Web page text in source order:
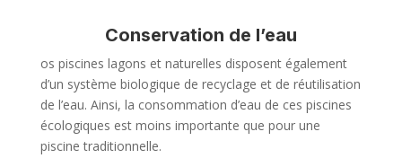
Conservation de l’eau
os piscines lagons et naturelles disposent également
d’un système biologique de recyclage et de réutilisation
de l’eau. Ainsi, la consommation d’eau de ces piscines
écologiques est moins importante que pour une
piscine traditionnelle.